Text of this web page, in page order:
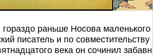
гораздо раньше Носова
писатель и по
века он сочинил